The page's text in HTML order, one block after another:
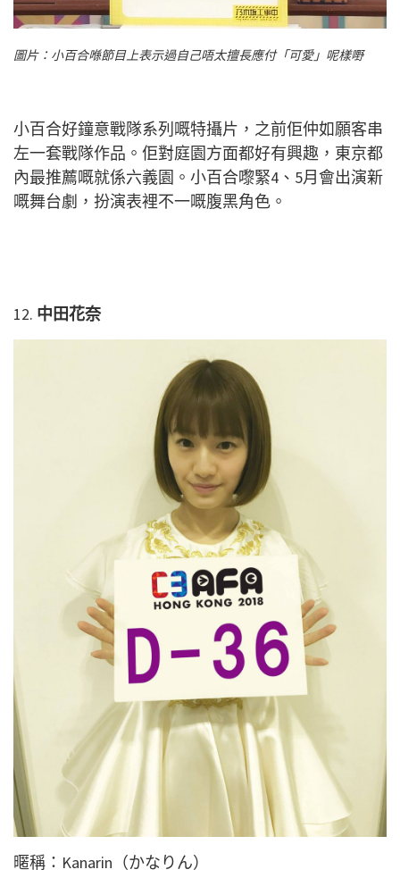
圖片：小百合喺節目上表示過自己唔太擅長應付「可愛」呢樣嘢
小百合好鐘意戰隊系列嘅特攝片，之前佢仲如願客串
左一套戰隊作品。佢對庭園方面都好有興趣，東京都
內最推薦嘅就係六義園。小百合嚟緊4、5月會出演新
嘅舞台劇，扮演表裡不一嘅腹黑角色。
12. 中田花奈
暱稱：Kanarin（かなりん）